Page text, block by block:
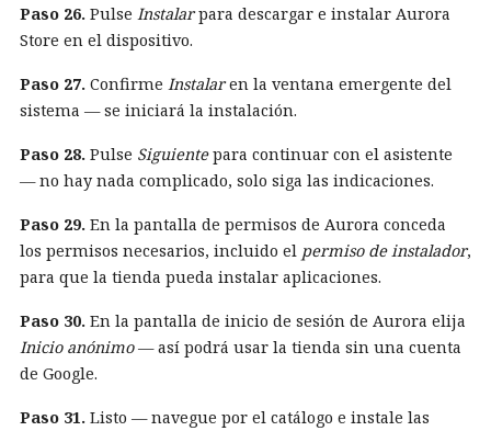
Paso 26. Pulse Instalarpara descargar e instalar Aurora
Store en el dispositivo.
Paso 27. Confirme Instalaren la ventana emergente del
sistema — se iniciará la instalación.
Paso 28. Pulse Siguientepara continuar con el asistente
— no hay nada complicado, solo siga las indicaciones.
Paso 29. En la pantalla de permisos de Aurora conceda
los permisos necesarios, incluido el permiso de instalador,
para que la tienda pueda instalar aplicaciones.
Paso 30. En la pantalla de inicio de sesión de Aurora elija
Inicio anónimo— así podrá usar la tienda sin una cuenta
de Google.
Paso 31. Listo — navegue por el catálogo e instale las